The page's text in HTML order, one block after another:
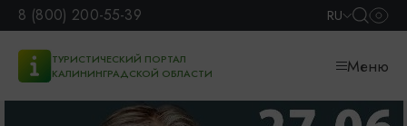
8 (800) 200-55-39 RU
ТУРИСТИЧЕСКИЙ ПОРТАЛ
КАЛИНИНГРАДСКОЙ ОБЛАСТИ
Меню